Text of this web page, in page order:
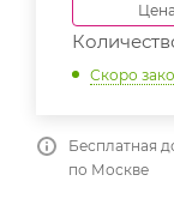
Скоро
Бесплатная
по Москве